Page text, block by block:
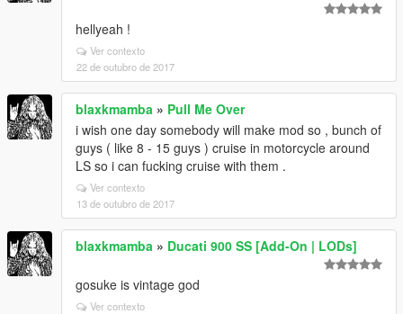
hellyeah !
Ver contexto
22 de outubro de 2017
blaxkmamba » Pull Me Over
i wish one day somebody will make mod so , bunch of
guys ( like 8 - 15 guys ) cruise in motorcycle around
LS so i can fucking cruise with them .
Ver contexto
13 de outubro de 2017
blaxkmamba » Ducati 900 SS [Add-On | LODs]
gosuke is vintage god
Ver contexto